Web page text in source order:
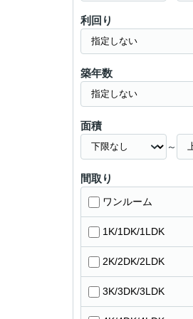
利回り
築年数
面積
～
間取り
ワンルーム
1K/1DK/1LDK
2K/2DK/2LDK
3K/3DK/3LDK